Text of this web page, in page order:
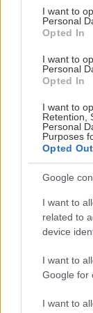
consent section.
I want to
Personal
Opted In
I want to
Personal
Opted In
I want to
Retention,
Personal
Purposes
Opted Out
Google
I want to
related to
device
I want to
Google for
I want to